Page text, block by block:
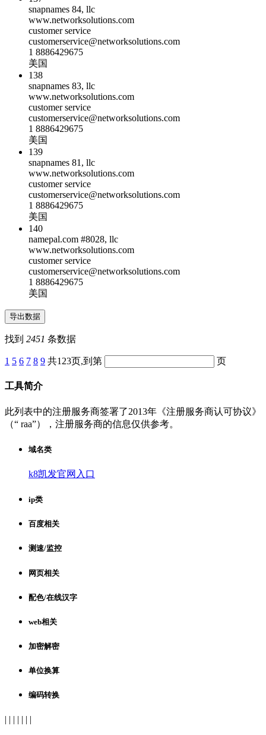
snapnames 84, llc
www.networksolutions.com
customer service
customerservice@networksolutions.com
1 8886429675
美国
138
snapnames 83, llc
www.networksolutions.com
customer service
customerservice@networksolutions.com
1 8886429675
美国
139
snapnames 81, llc
www.networksolutions.com
customer service
customerservice@networksolutions.com
1 8886429675
美国
140
namepal.com #8028, llc
www.networksolutions.com
customer service
customerservice@networksolutions.com
1 8886429675
美国
找到 2451 条数据
1 5 6 7 8 9 共123页,到第 页
工具简介
此列表中的注册服务商签署了2013年《注册服务商认可协议》
（“ raa”），注册服务商的信息仅供参考。
域名类
k8凯发官网入口
ip类
百度相关
测速/监控
网页相关
配色/在线汉字
web相关
加密解密
单位换算
编码转换
| | | | | | |